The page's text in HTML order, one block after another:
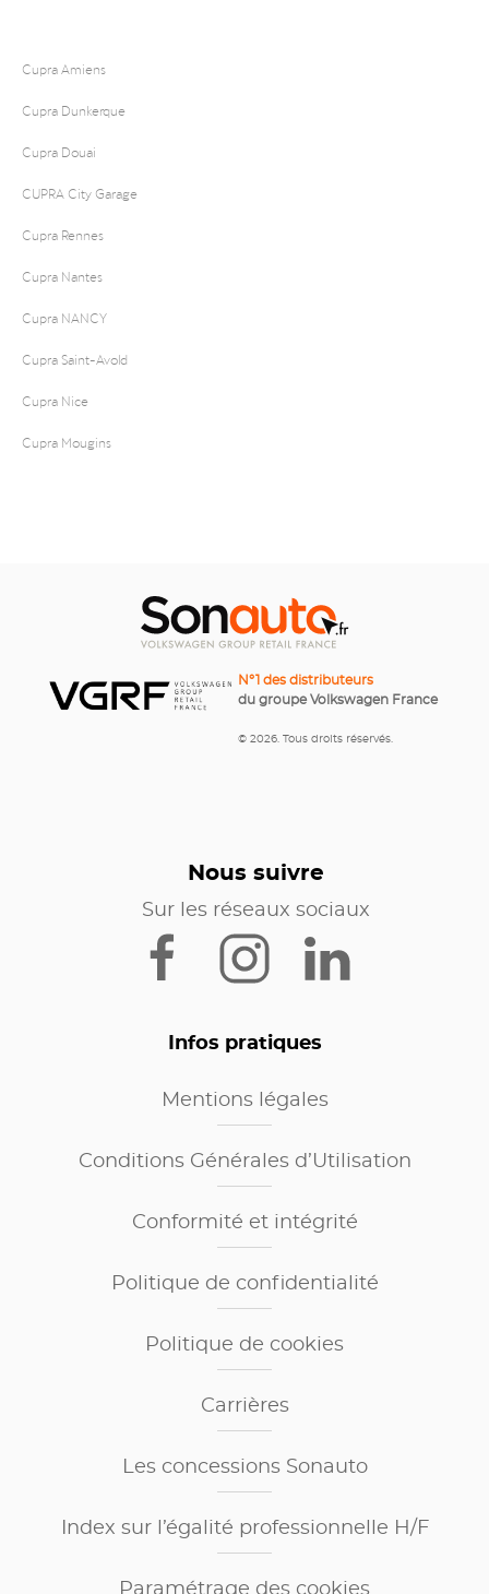
Cupra Amiens
Cupra Dunkerque
Cupra Douai
CUPRA City Garage
Cupra Rennes
Cupra Nantes
Cupra NANCY
Cupra Saint-Avold
Cupra Nice
Cupra Mougins
N°1 des distributeurs
du groupe Volkswagen France
© 2026. Tous droits réservés.
Nous suivre
Sur les réseaux sociaux
Infos pratiques
Mentions légales
Conditions Générales d’Utilisation
Conformité et intégrité
Politique de confidentialité
Politique de cookies
Carrières
Les concessions Sonauto
Index sur l’égalité professionnelle H/F
Paramétrage des cookies